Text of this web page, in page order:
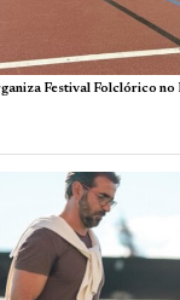
Festival Folclórico